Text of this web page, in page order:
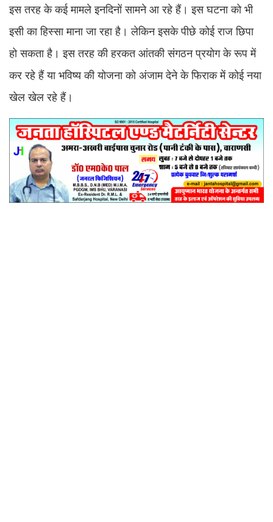
इस तरह के कई मामले इनदिनों सामने आ रहे हैं। इस घटना को भी
इसी का हिस्सा माना जा रहा है। लेकिन इसके पीछे कोई राज छिपा
हो सकता है। इस तरह की हरकत आंतकी संगठन प्रयोग के रूप में
कर रहे हैं या भविष्य की योजना को अंजाम देने के फिराक में कोई नया
खेल खेल रहे हैं।